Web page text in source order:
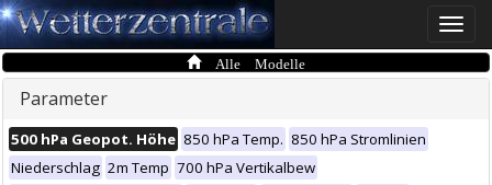
Toggle
Alle Modelle
Parameter
500 hPa Geopot. Höhe 850 hPa Temp. 850 hPa Stromlinien
Niederschlag 2m Temp 700 hPa Vertikalbew